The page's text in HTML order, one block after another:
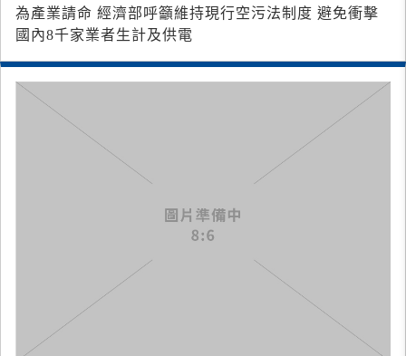
為產業請命 經濟部呼籲維持現行空污法制度 避免衝擊
國內8千家業者生計及供電